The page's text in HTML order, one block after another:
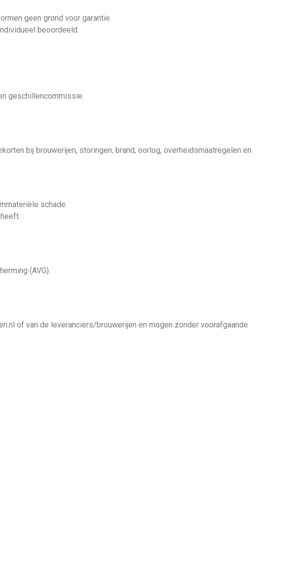
geen grond voor garantie.
beoordeeld.
geschillencommissie.
bij brouwerijen, storingen, brand, oorlog, overheidsmaatregelen en
schade.
(AVG).
of van de leveranciers/brouwerijen en mogen zonder voorafgaande